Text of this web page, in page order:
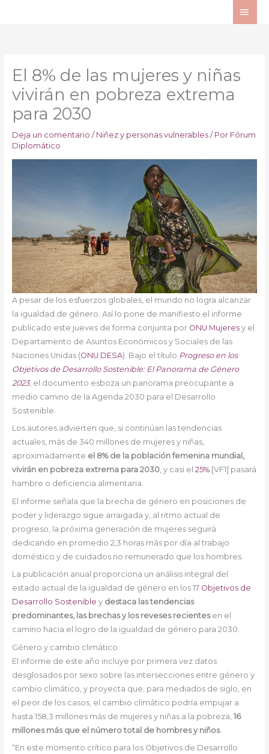
El 8% de las mujeres y niñas
vivirán en pobreza extrema
para 2030
Deja un comentario / Niñez y personas vulnerables/ Por Fórum
Diplomático
A pesar de los esfuerzos globales, el mundo no logra alcanzar
la igualdad de género. Así lo pone de manifiesto el informe
publicado este jueves de forma conjunta por ONU Mujeresy el
Departamento de Asuntos Económicos y Sociales de las
Naciones Unidas (ONU DESA). Bajo el título Progreso en los
Objetivos de Desarrollo Sostenible: El Panorama de Género
2023, el documento esboza un panorama preocupante a
medio camino de la Agenda 2030 para el Desarrollo
Sostenible.
Los autores advierten que, si continúan las tendencias
actuales, más de 340 millones de mujeres y niñas,
aproximadamente el 8% de la población femenina mundial,
vivirán en pobreza extrema para 2030, y casi el 25% [VF1] pasará
hambre o deficiencia alimentaria.
El informe señala que la brecha de género en posiciones de
poder y liderazgo sigue arraigada y, al ritmo actual de
progreso, la próxima generación de mujeres seguirá
dedicando en promedio 2,3 horas más por día al trabajo
doméstico y de cuidados no remunerado que los hombres.
La publicación anual proporciona un análisis integral del
estado actual de la igualdad de género en los 17 Objetivos de
Desarrollo Sostenible y destaca las tendencias
predominantes, las brechas y los reveses recientesen el
camino hacia el logro de la igualdad de género para 2030.
Género y cambio climático
El informe de este año incluye por primera vez datos
desglosados por sexo sobre las intersecciones entre género y
cambio climático, y proyecta que, para mediados de siglo, en
el peor de los casos, el cambio climático podría empujar a
hasta 158,3 millones más de mujeres y niñas a la pobreza, 16
millones más que el número total de hombres y niños.
“En este momento crítico para los Objetivos de Desarrollo